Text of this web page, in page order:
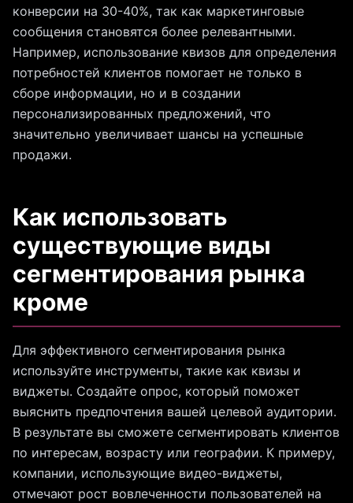
конверсии на 30-40%, так как маркетинговые
сообщения становятся более релевантными.
Например, использование квизов для определения
потребностей клиентов помогает не только в
сборе информации, но и в создании
персонализированных предложений, что
значительно увеличивает шансы на успешные
продажи.
Как использовать
существующие виды
сегментирования рынка
кроме
Для эффективного сегментирования рынка
используйте инструменты, такие как квизы и
виджеты. Создайте опрос, который поможет
выяснить предпочтения вашей целевой аудитории.
В результате вы сможете сегментировать клиентов
по интересам, возрасту или географии. К примеру,
компании, использующие видео-виджеты,
отмечают рост вовлеченности пользователей на